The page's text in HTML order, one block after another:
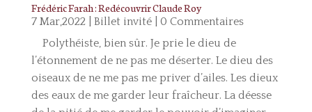
Frédéric Farah : Redécouvrir Claude Roy
7 Mar,2022| Billet invité| 0 Commentaires
Polythéiste, bien sûr. Je prie le dieu de
l’étonnement de ne pas me déserter. Le dieu des
oiseaux de ne me pas me priver d’ailes. Les dieux
des eaux de me garder leur fraîcheur. La déesse